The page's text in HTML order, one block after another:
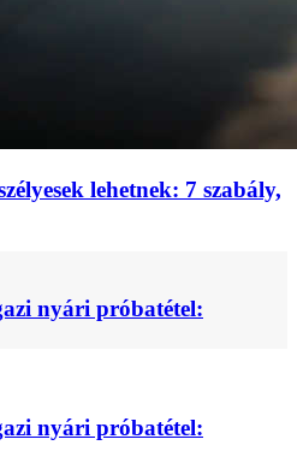
lehetnek: 7 szabály,
nyári próbatétel:
nyári próbatétel: